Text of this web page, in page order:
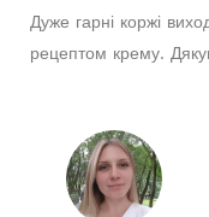
Дуже гарні коржі
рецептом крему.